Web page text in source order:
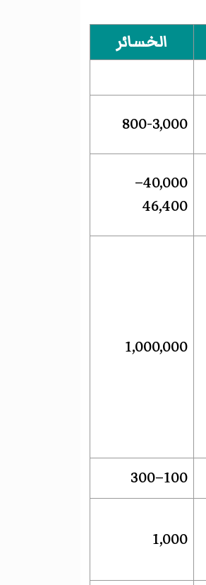
الخسائر
800-3,000
40,000–
46,400
1,000,000
100–300
1,000